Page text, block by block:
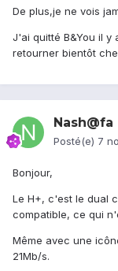
De plus,je ne vois
J'ai quitté B&You il y
retourner bientôt
Nash@fa
Posté(e) 7
Bonjour,
Le H+, c'est le dual
compatible, ce qui
Même avec une
21Mb/s.